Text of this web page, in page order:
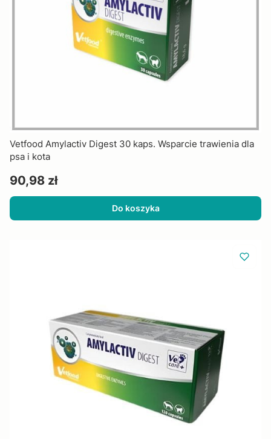
Vetfood Amylactiv Digest 30 kaps. Wsparcie trawienia dla
psa i kota
Cena
90,98 zł
Do koszyka